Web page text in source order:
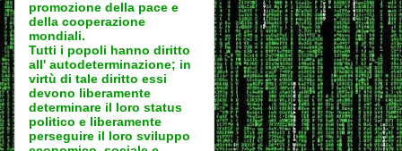
promozione della pace e
della cooperazione
mondiali.
Tutti i popoli hanno diritto
all' autodeterminazione; in
virtù di tale diritto essi
devono liberamente
determinare il loro status
politico e liberamente
perseguire il loro sviluppo